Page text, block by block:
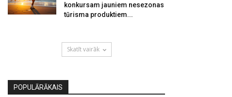
konkursam jauniem nesezonas
tūrisma produktiem...
Skatīt vairāk
POPULĀRĀKAIS